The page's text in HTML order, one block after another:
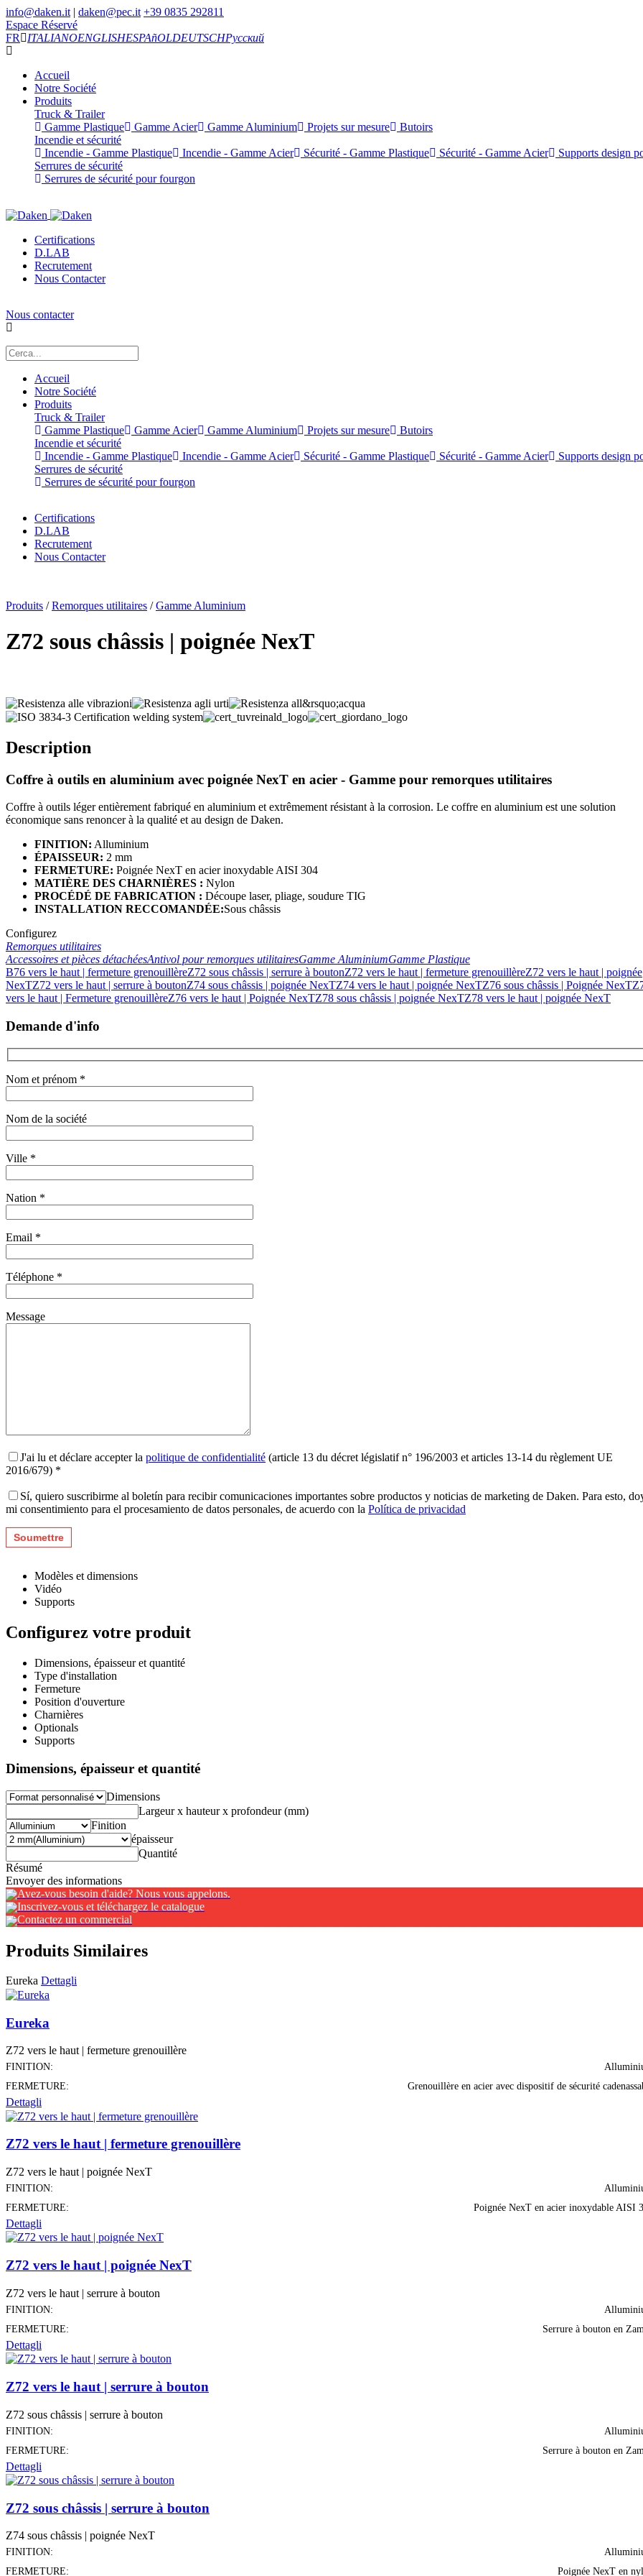
info@daken.it | daken@pec.it +39 0835 292811
Espace Réservé
FR
ITALIANOENGLISHESPAñOLDEUTSCHРусский
Accueil
Notre Société
Produits
Truck & Trailer
Gamme Plastique
Gamme Acier Gamme Aluminium Projets sur mesure
Butoirs
Incendie et sécurité
Incendie - Gamme Plastique
Incendie - Gamme Acier Sécurité - Gamme Plastique Sécurité - Gamme Acier
Supports design
Serrures de sécurité
Serrures de sécurité pour fourgon
Certifications
D.LAB
Recrutement
Nous Contacter
Nous contacter
Accueil
Notre Société
Produits
Truck & Trailer
Gamme Plastique
Gamme Acier Gamme Aluminium Projets sur mesure
Butoirs
Incendie et sécurité
Incendie - Gamme Plastique
Incendie - Gamme Acier Sécurité - Gamme Plastique Sécurité - Gamme Acier
Supports design
Serrures de sécurité
Serrures de sécurité pour fourgon
Certifications
D.LAB
Recrutement
Nous Contacter
Produits /Remorques utilitaires /Gamme Aluminium
Z72 sous châssis | poignée NexT
Description
Coffre à outils en aluminium avec poignée NexT en acier - Gamme pour remorques utilitaires
Coffre à outils léger entièrement fabriqué en aluminium et extrêmement résistant à la corrosion. Le coffre en aluminium est une solution
économique sans renoncer à la qualité et au design de Daken.
FINITION: Alluminium
ÉPAISSEUR: 2 mm
FERMETURE: Poignée NexT en acier inoxydable AISI 304
MATIÈRE DES CHARNIÈRES : Nylon
PROCÉDÉ DE FABRICATION : Découpe laser, pliage, soudure TIG
INSTALLATION RECCOMANDÉE:Sous châssis
Configurez
Remorques utilitaires
Accessoires et pièces détachéesAntivol pour remorques utilitairesGamme AluminiumGamme Plastique
B76 vers le haut | fermeture grenouillèreZ72 sous châssis | serrure à boutonZ72 vers le haut | fermeture grenouillèreZ72 vers le haut | poignée
NexTZ72 vers le haut | serrure à boutonZ74 sous châssis | poignée NexTZ74 vers le haut | poignée NexTZ76 sous châssis | Poignée NexT
vers le haut | Fermeture grenouillèreZ76 vers le haut | Poignée NexTZ78 sous châssis | poignée NexTZ78 vers le haut | poignée NexT
Demande d'info
Nom et prénom *
Nom de la société
Ville *
Nation *
Email *
Téléphone *
Message
J'ai lu et déclare accepter la politique de confidentialité (article 13 du décret législatif n° 196/2003 et articles 13-14 du règlement UE
2016/679) *
Sí, quiero suscribirme al boletín para recibir comunicaciones importantes sobre productos y noticias de marketing de Daken. Para esto,
mi consentimiento para el procesamiento de datos personales, de acuerdo con la Política de privacidad
Modèles et dimensions
Vidéo
Supports
Configurez votre produit
Dimensions, épaisseur et quantité
Type d'installation
Fermeture
Position d'ouverture
Charnières
Optionals
Supports
Dimensions, épaisseur et quantité
Dimensions
Largeur x hauteur x profondeur (mm)
Finition
épaisseur
Quantité
Résumé
Envoyer des informations
Avez-vous besoin d'aide? Nous vous appelons.
Inscrivez-vous et téléchargez le catalogue
Contactez un commercial
Produits Similaires
Eureka Dettagli
Eureka
Z72 vers le haut | fermeture grenouillère
FINITION:
FERMETURE:
Grenouillère en acier avec dispositif de sécurité
Dettagli
Z72 vers le haut | fermeture grenouillère
Z72 vers le haut | poignée NexT
FINITION:
FERMETURE:
Poignée NexT en acier inoxydable AISI
Dettagli
Z72 vers le haut | poignée NexT
Z72 vers le haut | serrure à bouton
FINITION:
FERMETURE:
Serrure à bouton en
Dettagli
Z72 vers le haut | serrure à bouton
Z72 sous châssis | serrure à bouton
FINITION:
FERMETURE:
Serrure à bouton en
Dettagli
Z72 sous châssis | serrure à bouton
Z74 sous châssis | poignée NexT
FINITION:
FERMETURE:
Poignée NexT en